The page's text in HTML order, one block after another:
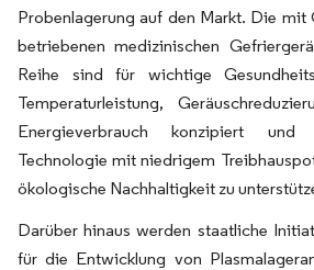
Probenlagerung auf den Markt. Die mit
betriebenen medizinischen
Reihe sind für wichtige
Temperaturleistung,
Energieverbrauch konzipiert und
Technologie mit niedrigem
ökologische Nachhaltigkeit zu
Darüber hinaus werden staatliche
für die Entwicklung von